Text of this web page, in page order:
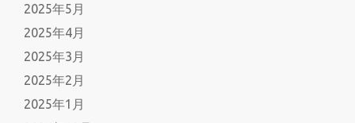
2025年5月
2025年4月
2025年3月
2025年2月
2025年1月